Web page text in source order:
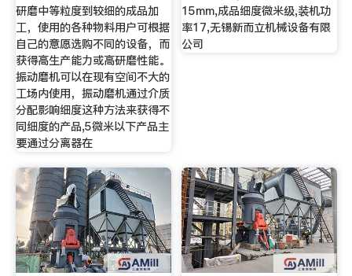
研磨中等粒度到较细的成品加
工，使用的各种物料用户可根据
自己的意愿选购不同的设备，而
获得高生产能力或高研磨性能。
振动磨机可以在现有空间不大的
工场内使用，振动磨机通过介质
分配影响细度这种方法来获得不
同细度的产品,5微米以下产品主
要通过分离器在
15mm,成品细度微米级,装机功
率17,无锡新而立机械设备有限
公司